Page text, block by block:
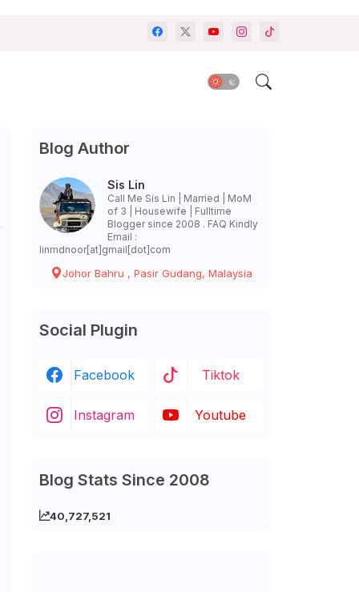
Blog Author
Sis Lin
Call Me Sis Lin | Married | MoM
of 3 | Housewife | Fulltime
Blogger since 2008 . FAQ Kindly
Email :
linmdnoor[at]gmail[dot]com
Johor Bahru , Pasir Gudang, Malaysia
Social Plugin
Facebook Tiktok
Instagram Youtube
Blog Stats Since 2008
40,727,521